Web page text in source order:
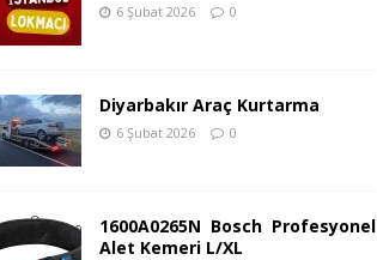
6 Şubat 2026 0
Diyarbakır Araç Kurtarma
6 Şubat 2026 0
1600A0265N Bosch Profesyonel
Alet Kemeri L/XL